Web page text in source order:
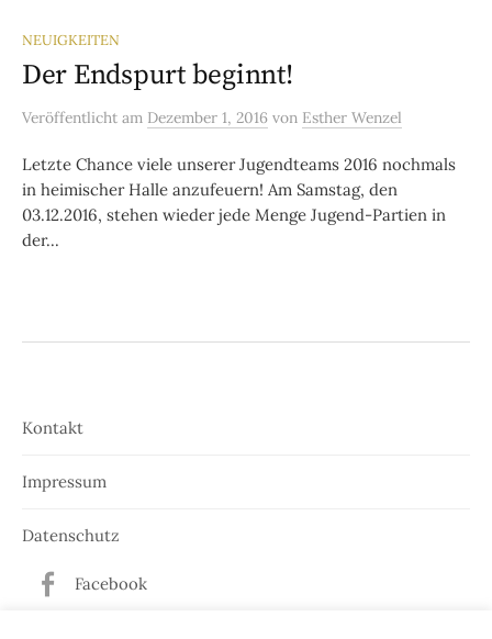
NEUIGKEITEN
Der Endspurt beginnt!
Veröffentlicht am Dezember 1, 2016 von Esther Wenzel
Letzte Chance viele unserer Jugendteams 2016 nochmals
in heimischer Halle anzufeuern! Am Samstag, den
03.12.2016, stehen wieder jede Menge Jugend-Partien in
der...
Kontakt
Impressum
Datenschutz
Facebook